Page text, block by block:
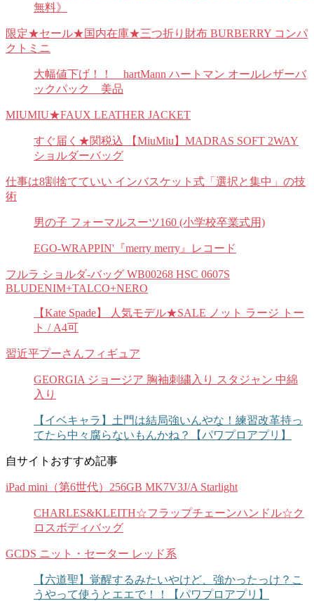
無料》
限定★セール★国内在庫★三つ折り財布 BURBERRY コンパ
クトミニ
大幅値下げ！！ hartMann ハートマン オールレザーバ
ックパック 美品
MIUMIU★FAUX LEATHER JACKET
すぐ届く★関税込 【MiuMiu】MADRAS SOFT 2WAY
ショルダーバッグ
仕事は8割捨てていい インバスケット式「選択と集中」の技
術
男の子 フォーマルスーツ160 (小学校卒業式用)
EGO-WRAPPIN'『merry merry』レコード
フルラ ショルダ-バッグ WB00268 HSC 0607S
BLUDENIM+TALCO+NERO
【Kate Spade】 人気モデル★SALE ノット ラージ トー
ト / A4可
習近平プーさんフィギュア
GEORGIA ジョージア 胸袖刺繍入り スタジャン 中綿
入り
【イベキャラ】土門は結局強いんやな！練習改革持っ
てたら中々腐らないもんかね？【パワプロアプリ】
自サイトおすすめ記事
iPad mini（第6世代）256GB MK7V3J/A Starlight
CHARLES&KLEITH☆フラップチェーンハンドル☆ク
ロスボディバッグ
GCDS ニット・セーター レッド系
【六道聖】覚醒するみたいやけど、強かったっけ？こ
うやって使うとエエで！！【パワプロアプリ】